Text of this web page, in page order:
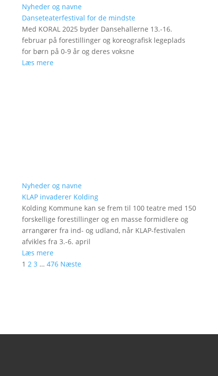
Nyheder og navne
Danseteaterfestival for de mindste
Med KORAL 2025 byder Dansehallerne 13.-16.
februar på forestillinger og koreografisk legeplads
for børn på 0-9 år og deres voksne
Læs mere
Nyheder og navne
KLAP invaderer Kolding
Kolding Kommune kan se frem til 100 teatre med 150
forskellige forestillinger og en masse formidlere og
arrangører fra ind- og udland, når KLAP-festivalen
afvikles fra 3.-6. april
Læs mere
1 2 3 … 476 Næste